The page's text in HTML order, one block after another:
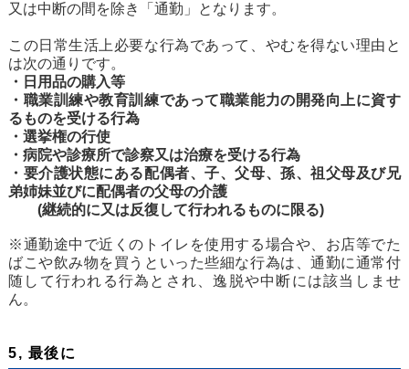
又は中断の間を除き「通勤」となります。
この日常生活上必要な行為であって、やむを得ない理由と
は次の通りです。
・日用品の購入等
・職業訓練や教育訓練であって職業能力の開発向上に資す
るものを受ける行為
・選挙権の行使
・病院や診療所で診察又は治療を受ける行為
・要介護状態にある配偶者、子、父母、孫、祖父母及び兄
弟姉妹並びに配偶者の父母の介護
(継続的に又は反復して行われるものに限る)
※通勤途中で近くのトイレを使用する場合や、お店等でた
ばこや飲み物を買うといった些細な行為は、通勤に通常付
随して行われる行為とされ、逸脱や中断には該当しませ
ん。
5, 最後に